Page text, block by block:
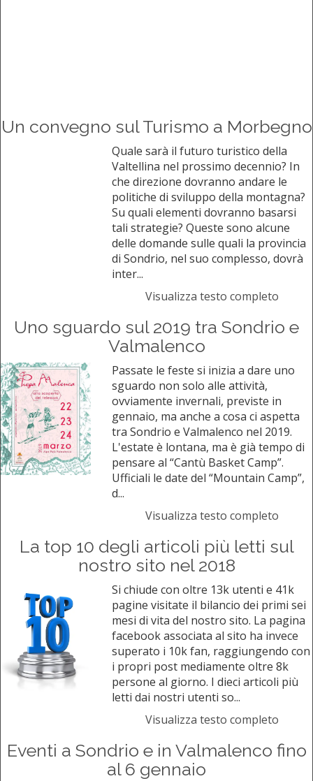
Un convegno sul Turismo a Morbegno
Quale sarà il futuro turistico della
Valtellina nel prossimo decennio? In
che direzione dovranno andare le
politiche di sviluppo della montagna?
Su quali elementi dovranno basarsi
tali strategie? Queste sono alcune
delle domande sulle quali la provincia
di Sondrio, nel suo complesso, dovrà
inter...
Visualizza testo completo
Uno sguardo sul 2019 tra Sondrio e
Valmalenco
Passate le feste si inizia a dare uno
sguardo non solo alle attività,
ovviamente invernali, previste in
gennaio, ma anche a cosa ci aspetta
tra Sondrio e Valmalenco nel 2019.
L'estate è lontana, ma è già tempo di
pensare al “Cantù Basket Camp”.
Ufficiali le date del “Mountain Camp”,
d...
Visualizza testo completo
La top 10 degli articoli più letti sul
nostro sito nel 2018
Si chiude con oltre 13k utenti e 41k
pagine visitate il bilancio dei primi sei
mesi di vita del nostro sito. La pagina
facebook associata al sito ha invece
superato i 10k fan, raggiungendo con
i propri post mediamente oltre 8k
persone al giorno. I dieci articoli più
letti dai nostri utenti so...
Visualizza testo completo
Eventi a Sondrio e in Valmalenco fino
al 6 gennaio